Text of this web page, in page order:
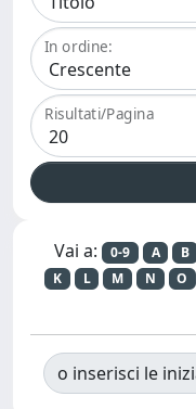
In ordine:
Risultati/Pagina
Vai a: 0-9 A B
K
L M N O
o inserisci le